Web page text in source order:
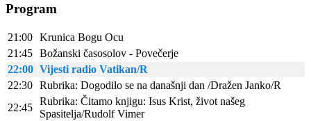
Program
21:00 Krunica Bogu Ocu
21:45 Božanski časosolov - Povečerje
22:00 Vijesti radio Vatikan/R
22:30 Rubrika: Dogodilo se na današnji dan /Dražen Janko/R
22:45
Rubrika: Čitamo knjigu: Isus Krist, život našeg
Spasitelja/Rudolf Vimer